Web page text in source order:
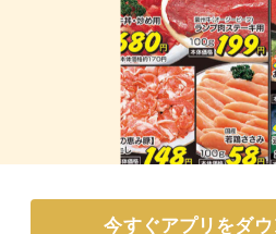
今すぐアプリをダ